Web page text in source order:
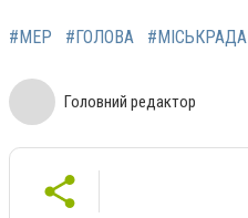
#МЕР #ГОЛОВА #МІСЬКРАДА
Головний редактор